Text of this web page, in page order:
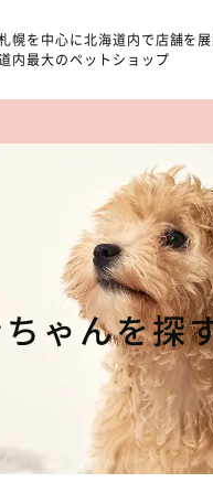
幌を中心に北海道内で店舗を
内最大のペットショップ
ゃんを探